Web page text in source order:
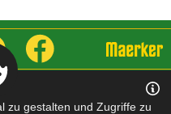
zu gestalten und Zugriffe zu